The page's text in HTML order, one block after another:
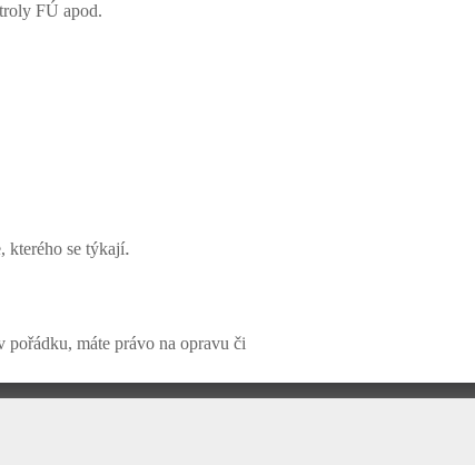
FÚ apod.
kterého se týkají.
máte právo na opravu či